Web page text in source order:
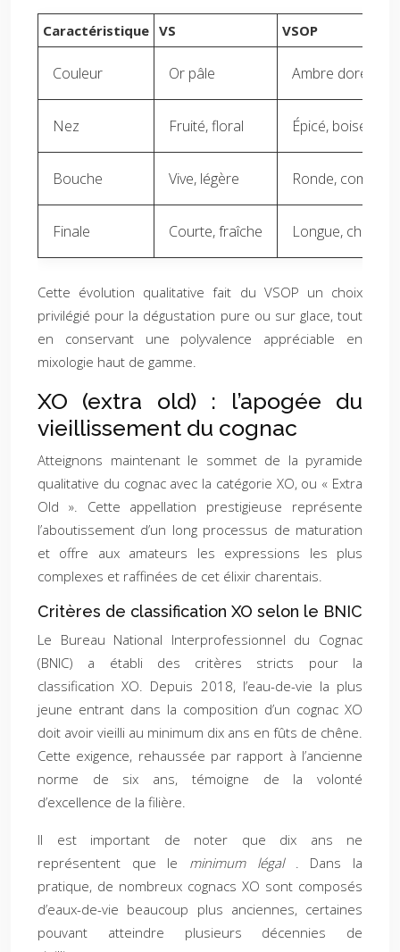
Caractéristique VS VSOP
Couleur Or pâle Ambre doré
Nez Fruité, floral Épicé, boisé,
Bouche Vive, légère Ronde,
Finale Courte, fraîche Longue,
Cette évolution qualitative fait du VSOP un choix
privilégié pour la dégustation pure ou sur glace, tout
en conservant une polyvalence appréciable en
mixologie haut de gamme.
XO (extra old) : l’apogée du
vieillissement du cognac
Atteignons maintenant le sommet de la pyramide
qualitative du cognac avec la catégorie XO, ou « Extra
Old ». Cette appellation prestigieuse représente
l’aboutissement d’un long processus de maturation
et offre aux amateurs les expressions les plus
complexes et raffinées de cet élixir charentais.
Critères de classification XO selon le BNIC
Le Bureau National Interprofessionnel du Cognac
(BNIC) a établi des critères stricts pour la
classification XO. Depuis 2018, l’eau-de-vie la plus
jeune entrant dans la composition d’un cognac XO
doit avoir vieilli au minimum dix ans en fûts de chêne.
Cette exigence, rehaussée par rapport à l’ancienne
norme de six ans, témoigne de la volonté
d’excellence de la filière.
Il est important de noter que dix ans ne
représentent que le minimum légal . Dans la
pratique, de nombreux cognacs XO sont composés
d’eaux-de-vie beaucoup plus anciennes, certaines
pouvant atteindre plusieurs décennies de